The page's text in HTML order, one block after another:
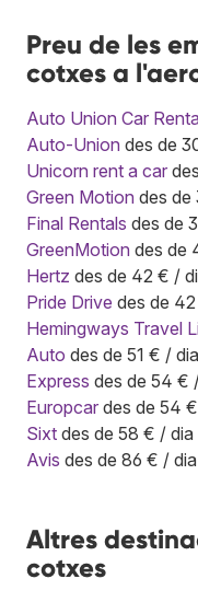
Preu de les
cotxes a
Auto Union Car
Auto-Union des de
Unicorn rent a car
Green Motion des de
Final Rentals des de
GreenMotion des de
Hertz des de 42 € /
Pride Drive des de
Hemingways Travel
Auto des de 51 € / dia
Express des de 54 €
Europcar des de 54
Sixt des de 58 € / dia
Avis des de 86 € / dia
Altres
cotxes